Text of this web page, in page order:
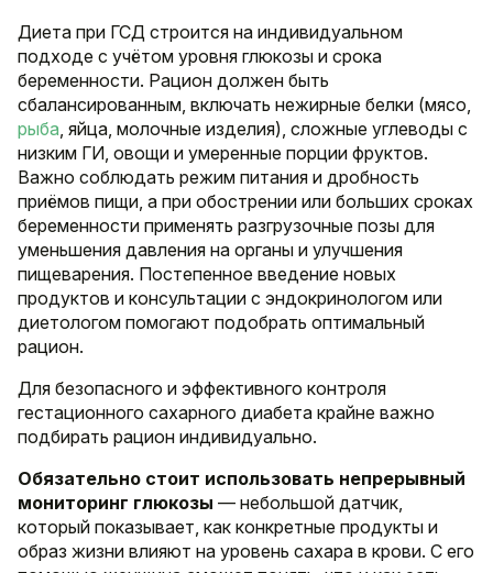
Диета при ГСД строится на индивидуальном
подходе с учётом уровня глюкозы и срока
беременности. Рацион должен быть
сбалансированным, включать нежирные белки (мясо,
рыба , яйца, молочные изделия), сложные углеводы с
низким ГИ, овощи и умеренные порции фруктов.
Важно соблюдать режим питания и дробность
приёмов пищи, а при обострении или больших сроках
беременности применять разгрузочные позы для
уменьшения давления на органы и улучшения
пищеварения. Постепенное введение новых
продуктов и консультации с эндокринологом или
диетологом помогают подобрать оптимальный
рацион.
Для безопасного и эффективного контроля
гестационного сахарного диабета крайне важно
подбирать рацион индивидуально.
Обязательно стоит использовать непрерывный
мониторинг глюкозы — небольшой датчик,
который показывает, как конкретные продукты и
образ жизни влияют на уровень сахара в крови. С его